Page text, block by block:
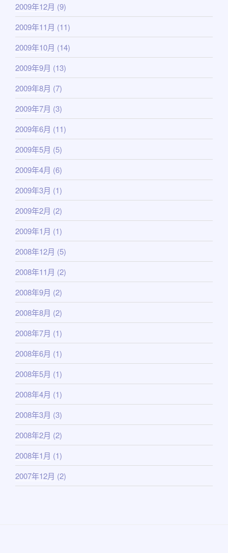
2009年12月 (9)
2009年11月 (11)
2009年10月 (14)
2009年9月 (13)
2009年8月 (7)
2009年7月 (3)
2009年6月 (11)
2009年5月 (5)
2009年4月 (6)
2009年3月 (1)
2009年2月 (2)
2009年1月 (1)
2008年12月 (5)
2008年11月 (2)
2008年9月 (2)
2008年8月 (2)
2008年7月 (1)
2008年6月 (1)
2008年5月 (1)
2008年4月 (1)
2008年3月 (3)
2008年2月 (2)
2008年1月 (1)
2007年12月 (2)